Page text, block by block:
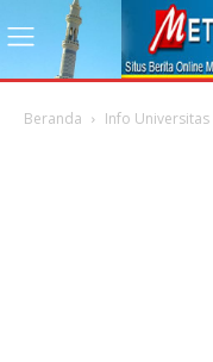
Beranda Info Universitas